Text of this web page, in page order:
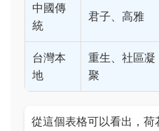
中國傳
統
君子、高雅
台灣本
地
重生、社區凝
聚
從這個表格可以看出，